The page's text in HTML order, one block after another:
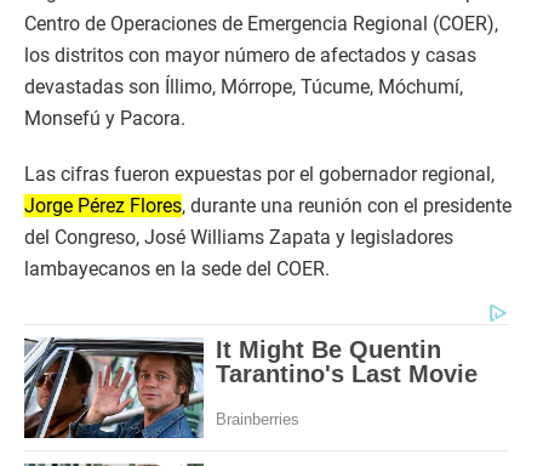
Centro de Operaciones de Emergencia Regional (COER),
los distritos con mayor número de afectados y casas
devastadas son Íllimo, Mórrope, Túcume, Móchumí,
Monsefú y Pacora.
Las cifras fueron expuestas por el gobernador regional,
Jorge Pérez Flores, durante una reunión con el presidente
del Congreso, José Williams Zapata y legisladores
lambayecanos en la sede del COER.